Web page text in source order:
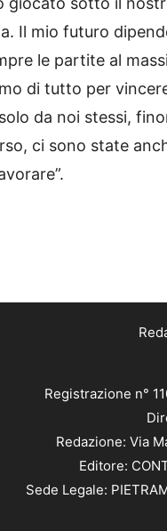
Il mio futuro
le partite al
di tutto per
da noi stessi,
ci sono state
Registrazione n°
Redazione: Via
Editore:
Sede Legale: